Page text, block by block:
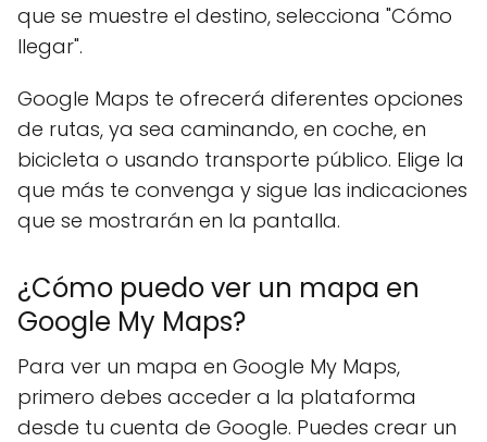
que se muestre el destino, selecciona "Cómo
llegar".
Google Maps te ofrecerá diferentes opciones
de rutas, ya sea caminando, en coche, en
bicicleta o usando transporte público. Elige la
que más te convenga y sigue las indicaciones
que se mostrarán en la pantalla.
¿Cómo puedo ver un mapa en
Google My Maps?
Para ver un mapa en Google My Maps,
primero debes acceder a la plataforma
desde tu cuenta de Google. Puedes crear un